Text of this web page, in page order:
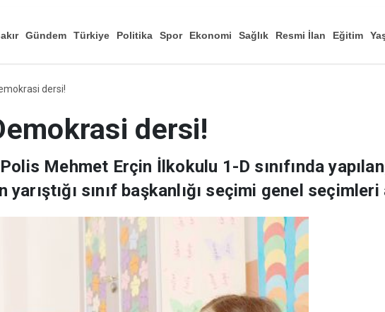
Gündem Türkiye Politika Spor Ekonomi Sağlık Resmi İlan Eğitim
dersi!
dersi!
Mehmet Erçin İlkokulu 1-D sınıfında
yarıştığı sınıf başkanlığı seçimi genel